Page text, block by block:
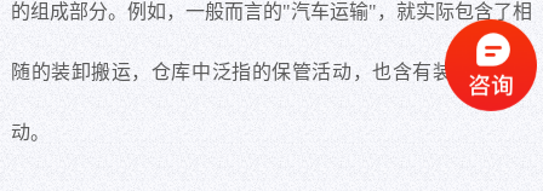
的组成部分。例如，一般而言的"汽车运输"，就实际包含了相
随的装卸搬运，仓库中泛指的保管活动，也含有装卸搬运活
动。